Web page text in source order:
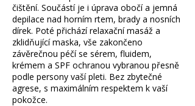
čištění. Součástí je i úprava obočí a jemná
depilace nad horním rtem, brady a nosních
dírek. Poté přichází relaxační masáž a
zklidňující maska, vše zakončeno
závěrečnou péčí se sérem, fluidem,
krémem a SPF ochranou vybranou přesně
podle persony vaší pleti. Bez zbytečné
agrese, s maximálním respektem k vaší
pokožce.